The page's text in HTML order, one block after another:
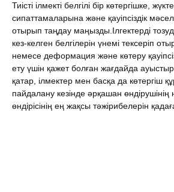
Тиісті ілмекті белгілі бір көтергішке,
сипаттамаларына және қауіпсіздік
отырып таңдау маңызды. Ілгектерді
кез-келген белгілерін үнемі тексеріп
немесе деформация және көтеру
ету үшін қажет болған жағдайда
қатар, ілмектер мен басқа да көтергіш
пайдалану кезінде әрқашан
өндірісінің ең жақсы тәжірибелерін